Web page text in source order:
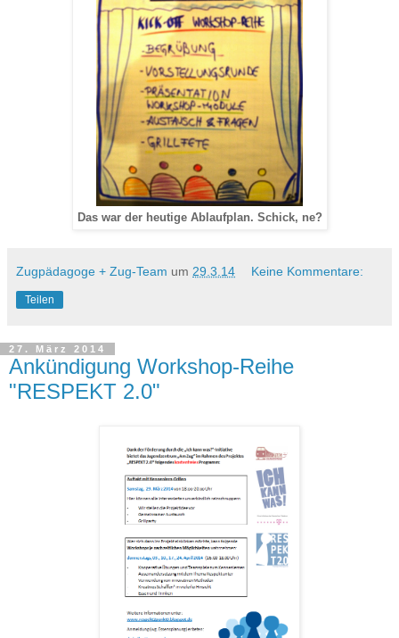
Das war der heutige Ablaufplan. Schick, ne?
Zugpädagoge + Zug-Team um 29.3.14 Keine Kommentare:
Teilen
27. März 2014
Ankündigung Workshop-Reihe
"RESPEKT 2.0"